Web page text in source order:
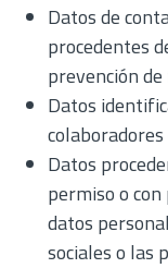
Datos de
procedentes
prevención
Datos
Datos
permiso o
datos
sociales o las